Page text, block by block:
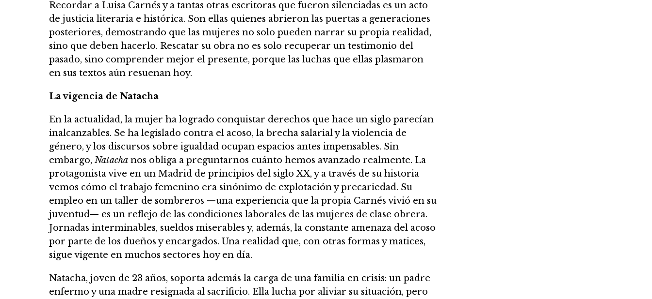
Recordar a Luisa Carnés y a tantas otras escritoras que fueron silenciadas es un acto
de justicia literaria e histórica. Son ellas quienes abrieron las puertas a generaciones
posteriores, demostrando que las mujeres no solo pueden narrar su propia realidad,
sino que deben hacerlo. Rescatar su obra no es solo recuperar un testimonio del
pasado, sino comprender mejor el presente, porque las luchas que ellas plasmaron
en sus textos aún resuenan hoy.
La vigencia de Natacha
En la actualidad, la mujer ha logrado conquistar derechos que hace un siglo parecían
inalcanzables. Se ha legislado contra el acoso, la brecha salarial y la violencia de
género, y los discursos sobre igualdad ocupan espacios antes impensables. Sin
embargo, Natachanos obliga a preguntarnos cuánto hemos avanzado realmente. La
protagonista vive en un Madrid de principios del siglo XX, y a través de su historia
vemos cómo el trabajo femenino era sinónimo de explotación y precariedad. Su
empleo en un taller de sombreros —una experiencia que la propia Carnés vivió en su
juventud— es un reflejo de las condiciones laborales de las mujeres de clase obrera.
Jornadas interminables, sueldos miserables y, además, la constante amenaza del acoso
por parte de los dueños y encargados. Una realidad que, con otras formas y matices,
sigue vigente en muchos sectores hoy en día.
Natacha, joven de 23 años, soporta además la carga de una familia en crisis: un padre
enfermo y una madre resignada al sacrificio. Ella lucha por aliviar su situación, pero